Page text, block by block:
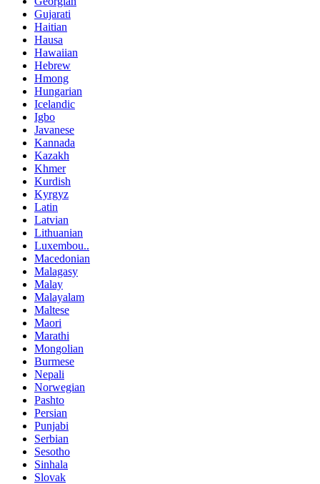
Gujarati
Haitian
Hausa
Hawaiian
Hebrew
Hmong
Hungarian
Icelandic
Igbo
Javanese
Kannada
Kazakh
Khmer
Kurdish
Kyrgyz
Latin
Latvian
Lithuanian
Luxembou..
Macedonian
Malagasy
Malay
Malayalam
Maltese
Maori
Marathi
Mongolian
Burmese
Nepali
Norwegian
Pashto
Persian
Punjabi
Serbian
Sesotho
Sinhala
Slovak